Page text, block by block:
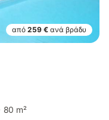
από 259 € ανά βράδυ
80 m²